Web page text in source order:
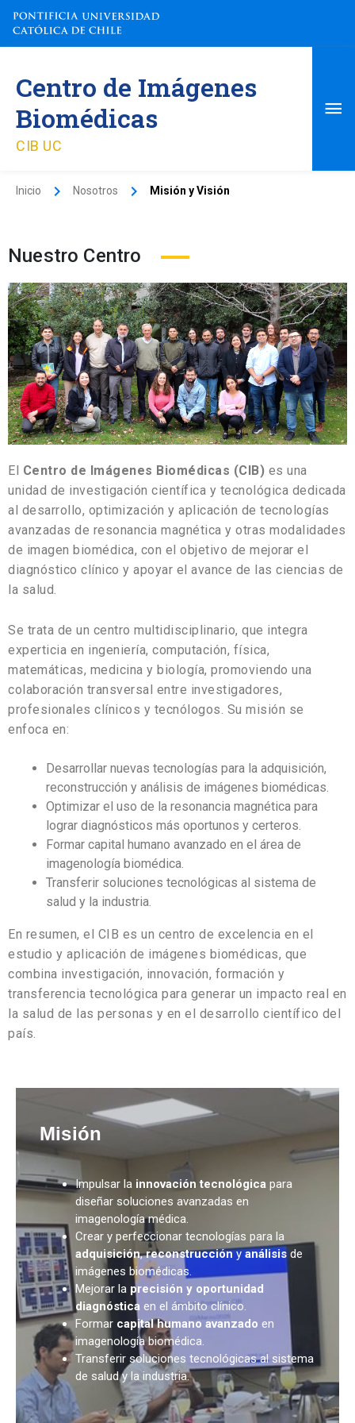
contenido
Centro de Imágenes
Biomédicas
CIB UC
Inicio Nosotros Misión y Visión
Nuestro Centro
El Centro de Imágenes Biomédicas (CIB) es una
unidad de investigación científica y tecnológica dedicada
al desarrollo, optimización y aplicación de tecnologías
avanzadas de resonancia magnética y otras modalidades
de imagen biomédica, con el objetivo de mejorar el
diagnóstico clínico y apoyar el avance de las ciencias de
la salud.
Se trata de un centro multidisciplinario, que integra
experticia en ingeniería, computación, física,
matemáticas, medicina y biología, promoviendo una
colaboración transversal entre investigadores,
profesionales clínicos y tecnólogos. Su misión se
enfoca en:
Desarrollar nuevas tecnologías para la adquisición,
reconstrucción y análisis de imágenes biomédicas.
Optimizar el uso de la resonancia magnética para
lograr diagnósticos más oportunos y certeros.
Formar capital humano avanzado en el área de
imagenología biomédica.
Transferir soluciones tecnológicas al sistema de
salud y la industria.
En resumen, el CIB es un centro de excelencia en el
estudio y aplicación de imágenes biomédicas, que
combina investigación, innovación, formación y
transferencia tecnológica para generar un impacto real en
la salud de las personas y en el desarrollo científico del
país.
Misión
Impulsar la innovación tecnológica para
diseñar soluciones avanzadas en
imagenología médica.
Crear y perfeccionar tecnologías para la
adquisición,reconstrucciónyanálisis de
imágenes biomédicas.
Mejorar la precisión y oportunidad
diagnóstica en el ámbito clínico.
Formar capital humano avanzado en
imagenología biomédica.
Transferir soluciones tecnológicas al sistema
de salud y la industria.